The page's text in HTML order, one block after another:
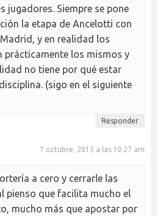
jugadores. Siempre se pone
la etapa de Ancelotti con
y en realidad los
prácticamente los mismos y
no tiene por qué estar
(sigo en el siguiente
Responder
7 octubre, 2015 a las 10:27 am
a cero y cerrarle las
pienso que facilita mucho el
mucho más que apostar por